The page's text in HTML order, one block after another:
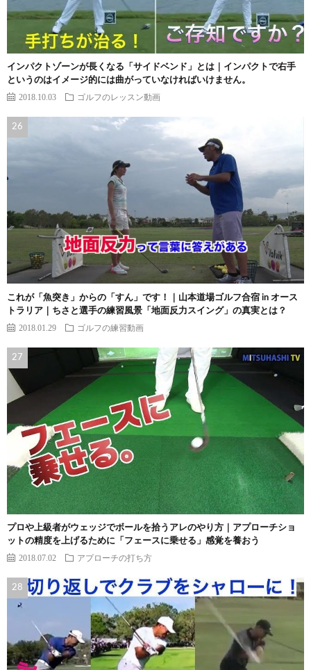
インパクトゾーンが長くなる「サイドベンド」とは｜インパクトで右手
というのはイメージ的には曲がっていなければいけません。
2018.10.03 ゴルフのレッスン動画
これが「魚突き」からの「すん」です！｜山本道場ゴルフ合宿 in オース
トラリア｜ちさと選手の練習風景「地面反力スイング」の真実とは？
2018.01.29 ゴルフの練習動画
プロや上級者がウェッジでボールを拾うアレのやり方｜アプローチショ
ットの精度を上げるために「フェースに乗せる」感覚を養おう
2018.07.02 アプローチの打ち方